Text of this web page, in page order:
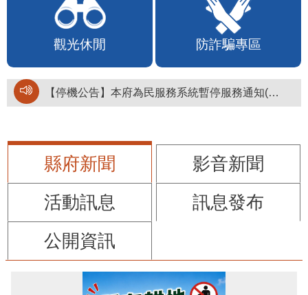
觀光休閒 防詐騙專區
【停機公告】本府為民服務系統暫停服務通知(停止服務時間：115年8月6日17時至19時)
縣府新聞
影音新聞
活動訊息
訊息發布
公開資訊